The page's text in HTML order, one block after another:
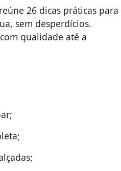
26 dicas práticas para
sem desperdícios.
qualidade até a